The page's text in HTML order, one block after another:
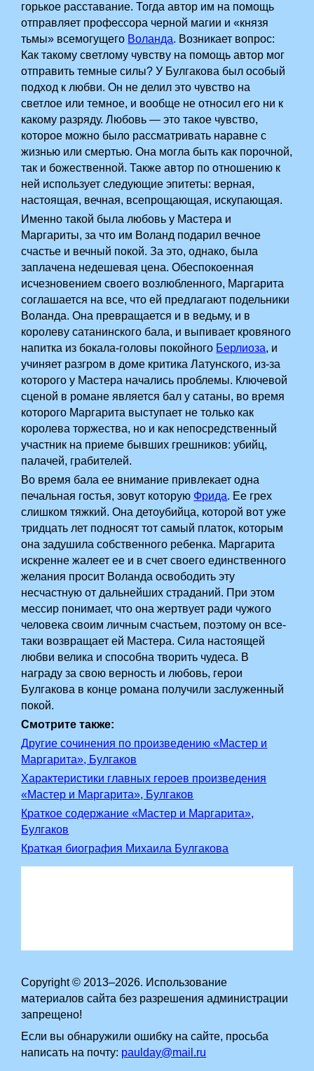
горькое расставание. Тогда автор им на помощь
отправляет профессора черной магии и «князя
тьмы» всемогущего Воланда. Возникает вопрос:
Как такому светлому чувству на помощь автор мог
отправить темные силы? У Булгакова был особый
подход к любви. Он не делил это чувство на
светлое или темное, и вообще не относил его ни к
какому разряду. Любовь — это такое чувство,
которое можно было рассматривать наравне с
жизнью или смертью. Она могла быть как порочной,
так и божественной. Также автор по отношению к
ней использует следующие эпитеты: верная,
настоящая, вечная, всепрощающая, искупающая.
Именно такой была любовь у Мастера и
Маргариты, за что им Воланд подарил вечное
счастье и вечный покой. За это, однако, была
заплачена недешевая цена. Обеспокоенная
исчезновением своего возлюбленного, Маргарита
соглашается на все, что ей предлагают подельники
Воланда. Она превращается и в ведьму, и в
королеву сатанинского бала, и выпивает кровяного
напитка из бокала-головы покойного Берлиоза, и
учиняет разгром в доме критика Латунского, из-за
которого у Мастера начались проблемы. Ключевой
сценой в романе является бал у сатаны, во время
которого Маргарита выступает не только как
королева торжества, но и как непосредственный
участник на приеме бывших грешников: убийц,
палачей, грабителей.
Во время бала ее внимание привлекает одна
печальная гостья, зовут которую Фрида. Ее грех
слишком тяжкий. Она детоубийца, которой вот уже
тридцать лет подносят тот самый платок, которым
она задушила собственного ребенка. Маргарита
искренне жалеет ее и в счет своего единственного
желания просит Воланда освободить эту
несчастную от дальнейших страданий. При этом
мессир понимает, что она жертвует ради чужого
человека своим личным счастьем, поэтому он все-
таки возвращает ей Мастера. Сила настоящей
любви велика и способна творить чудеса. В
награду за свою верность и любовь, герои
Булгакова в конце романа получили заслуженный
покой.
Смотрите также:
Другие сочинения по произведению «Мастер и
Маргарита», Булгаков
Характеристики главных героев произведения
«Мастер и Маргарита», Булгаков
Краткое содержание «Мастер и Маргарита»,
Булгаков
Краткая биография Михаила Булгакова
Copyright © 2013–2026. Использование
материалов сайта без разрешения администрации
запрещено!
Если вы обнаружили ошибку на сайте, просьба
написать на почту: paulday@mail.ru